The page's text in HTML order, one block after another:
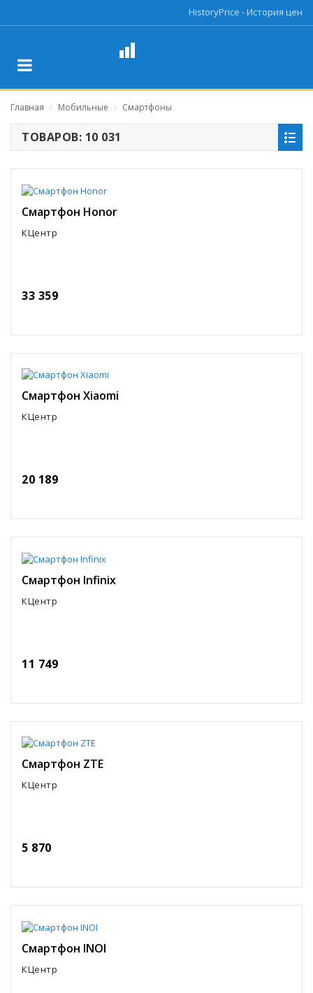
HistoryPrice - История цен
Главная / Мобильные / Смартфоны
ТОВАРОВ: 10 031
Смартфон Honor
КЦентр
33 359
Смартфон Xiaomi
КЦентр
20 189
Смартфон Infinix
КЦентр
11 749
Смартфон ZTE
КЦентр
5 870
Смартфон INOI
КЦентр